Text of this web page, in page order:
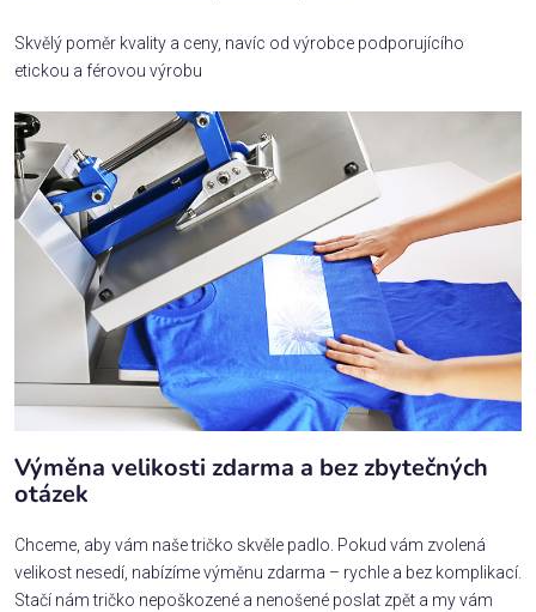
Skvělý poměr kvality a ceny, navíc od výrobce podporujícího
etickou a férovou výrobu
Výměna velikosti zdarma a bez zbytečných
otázek
Chceme, aby vám naše tričko skvěle padlo. Pokud vám zvolená
velikost nesedí, nabízíme výměnu zdarma – rychle a bez komplikací.
Stačí nám tričko nepoškozené a nenošené poslat zpět a my vám